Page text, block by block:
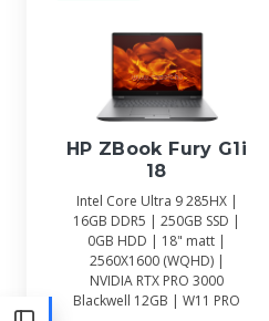
HP ZBook Fury G1i
18
Intel Core Ultra 9 285HX |
16GB DDR5 | 250GB SSD |
0GB HDD | 18" matt |
2560X1600 (WQHD) |
NVIDIA RTX PRO 3000
Blackwell 12GB | W11 PRO